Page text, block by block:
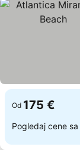
Od 175 €
Pogledaj cene sa